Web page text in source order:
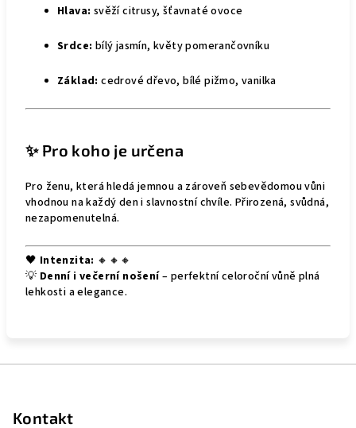
Hlava: svěží citrusy, šťavnaté ovoce
Srdce: bílý jasmín, květy pomerančovníku
Základ: cedrové dřevo, bílé pižmo, vanilka
✨ Pro koho je určena
Pro ženu, která hledá jemnou a zároveň sebevědomou vůni
vhodnou na každý den i slavnostní chvíle. Přirozená, svůdná,
nezapomenutelná.
🖤 Intenzita: 🔸🔸🔸
💡 Denní i večerní nošení– perfektní celoroční vůně plná
lehkosti a elegance.
Kontakt